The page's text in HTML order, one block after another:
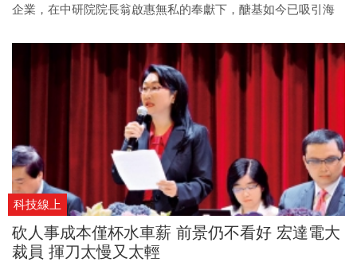
企業，在中研院院長翁啟惠無私的奉獻下，醣基如今已吸引海
要在美國申請臨床試驗審查（IND），也距離成為生技業Apple
的目標更近一步。
科技線上
砍人事成本僅杯水車薪 前景仍不看好 宏達電大
裁員 揮刀太慢又太輕